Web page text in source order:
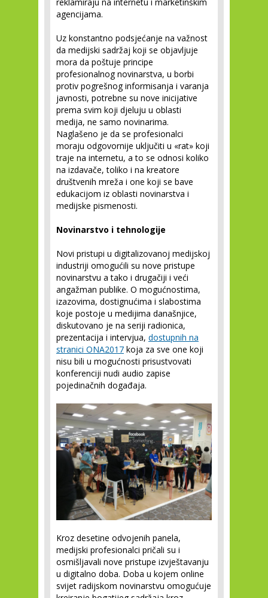
agencijama.
Uz konstantno podsjećanje na važnost
da medijski sadržaj koji se objavljuje
mora da poštuje principe
profesionalnog novinarstva, u borbi
protiv pogrešnog informisanja i varanja
javnosti, potrebne su nove inicijative
prema svim koji djeluju u oblasti
medija, ne samo novinarima.
Naglašeno je da se profesionalci
moraju odgovornije uključiti u «rat» koji
traje na internetu, a to se odnosi koliko
na izdavače, toliko i na kreatore
društvenih mreža i one koji se bave
edukacijom iz oblasti novinarstva i
medijske pismenosti.
Novinarstvo i tehnologije
Novi pristupi u digitalizovanoj medijskoj
industriji omogućili su nove pristupe
novinarstvu a tako i drugačiji i veći
angažman publike. O mogućnostima,
izazovima, dostignućima i slabostima
koje postoje u medijima današnjice,
diskutovano je na seriji radionica,
prezentacija i intervjua, dostupnih na
stranici ONA2017 koja za sve one koji
nisu bili u mogućnosti prisustvovati
konferenciji nudi audio zapise
pojedinačnih događaja.
Kroz desetine odvojenih panela,
medijski profesionalci pričali su i
osmišljavali nove pristupe izvještavanju
u digitalno doba. Doba u kojem online
svijet radijskom novinarstvu omogućuje